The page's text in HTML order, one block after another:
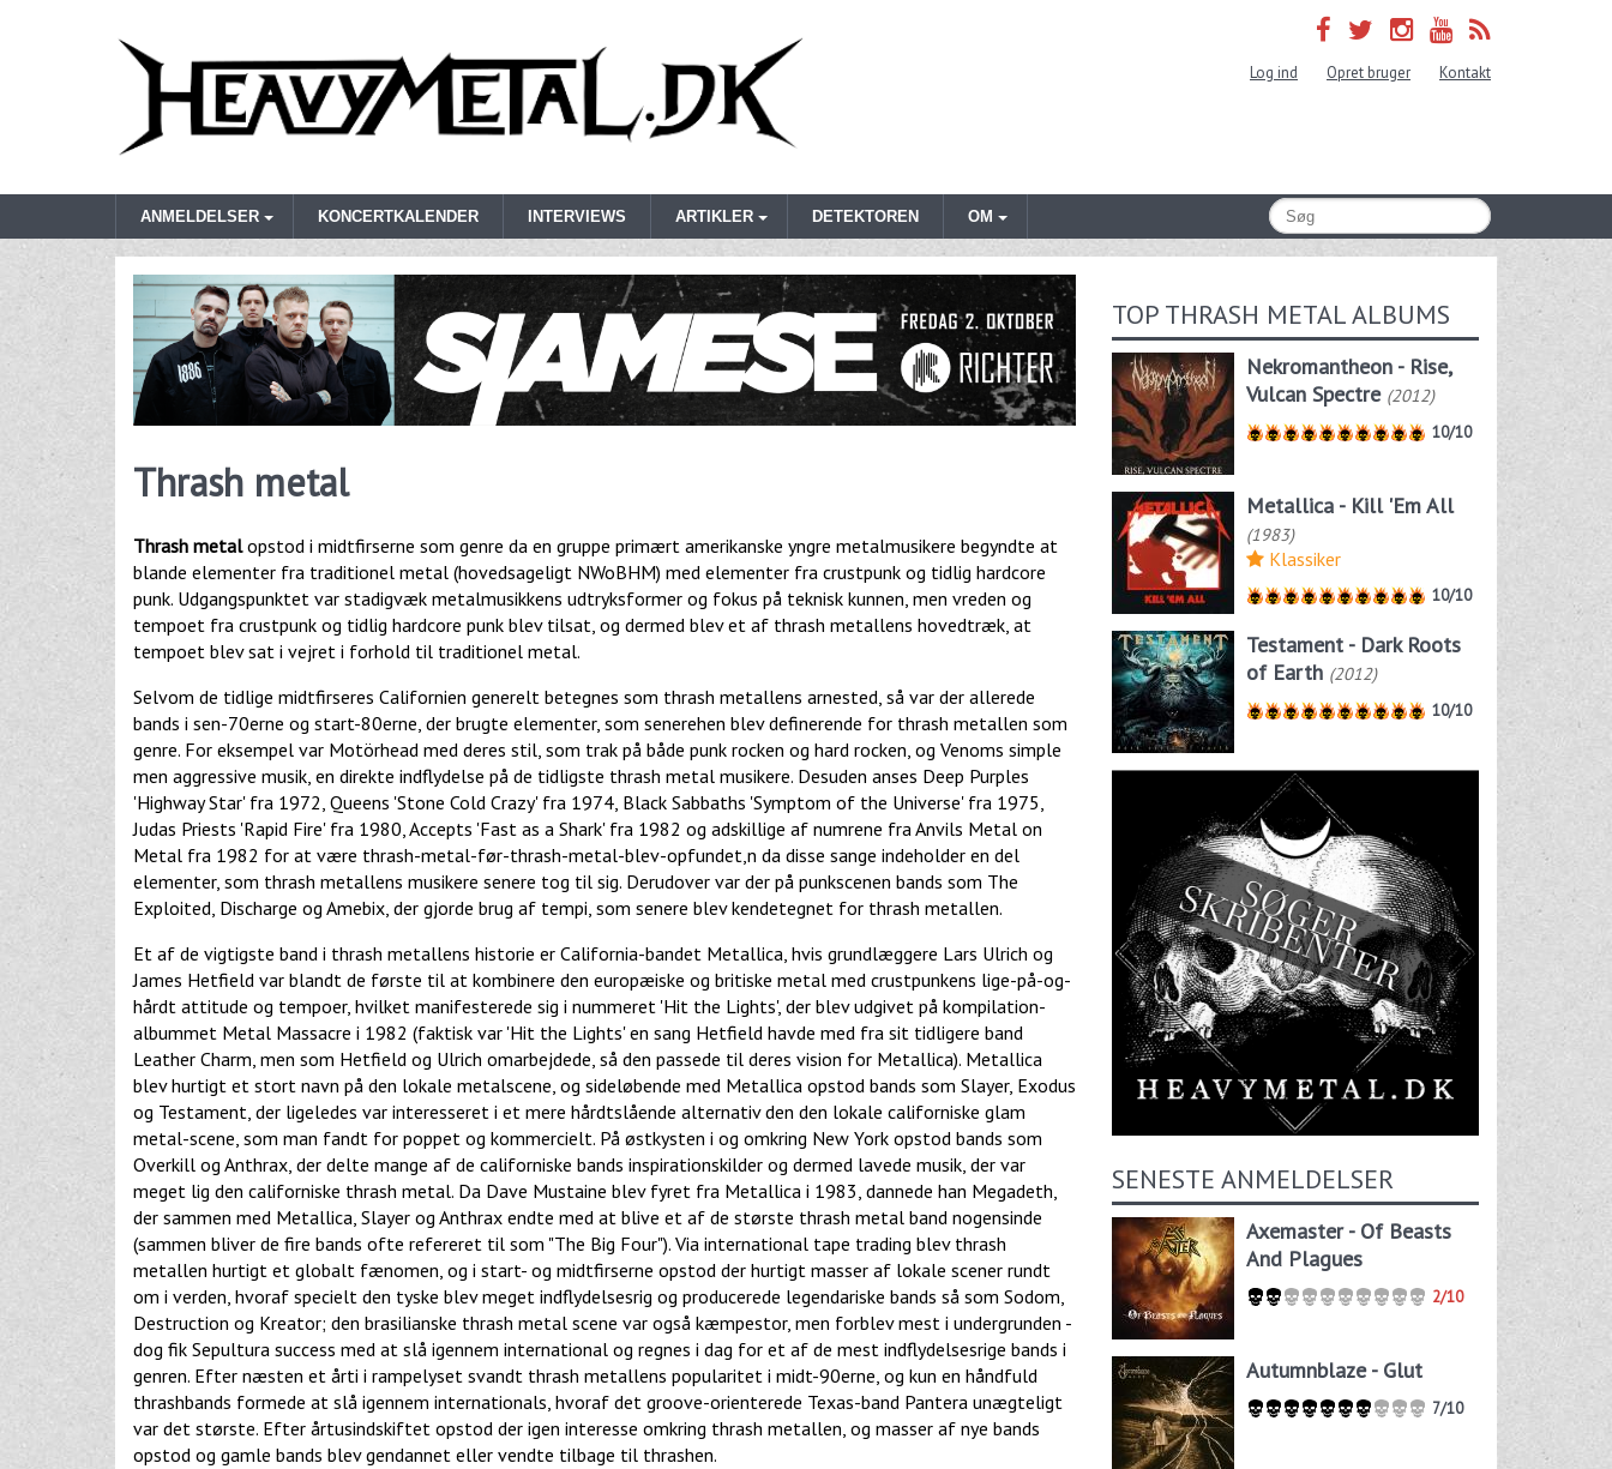
Log ind Opret bruger Kontakt
ANMELDELSER KONCERTKALENDER INTERVIEWS ARTIKLER DETEKTOREN OM
Thrash metal
Thrash metalopstod i midtfirserne som genre da en gruppe primært amerikanske yngre metalmusikere begyndte at
blande elementer fra traditionel metal (hovedsageligt NWoBHM) med elementer fra crustpunk og tidlig hardcore
punk. Udgangspunktet var stadigvæk metalmusikkens udtryksformer og fokus på teknisk kunnen, men vreden og
tempoet fra crustpunk og tidlig hardcore punk blev tilsat, og dermed blev et af thrash metallens hovedtræk, at
tempoet blev sat i vejret i forhold til traditionel metal.
Selvom de tidlige midtfirseres Californien generelt betegnes som thrash metallens arnested, så var der allerede
bands i sen-70erne og start-80erne, der brugte elementer, som senerehen blev definerende for thrash metallen som
genre. For eksempel var Motörhead med deres stil, som trak på både punk rocken og hard rocken, og Venoms simple
men aggressive musik, en direkte indflydelse på de tidligste thrash metal musikere. Desuden anses Deep Purples
'Highway Star' fra 1972, Queens 'Stone Cold Crazy' fra 1974, Black Sabbaths 'Symptom of the Universe' fra 1975,
Judas Priests 'Rapid Fire' fra 1980, Accepts 'Fast as a Shark' fra 1982 og adskillige af numrene fra Anvils Metal on
Metal fra 1982 for at være thrash-metal-før-thrash-metal-blev-opfundet,n da disse sange indeholder en del
elementer, som thrash metallens musikere senere tog til sig. Derudover var der på punkscenen bands som The
Exploited, Discharge og Amebix, der gjorde brug af tempi, som senere blev kendetegnet for thrash metallen.
Et af de vigtigste band i thrash metallens historie er California-bandet Metallica, hvis grundlæggere Lars Ulrich og
James Hetfield var blandt de første til at kombinere den europæiske og britiske metal med crustpunkens lige-på-og-
hårdt attitude og tempoer, hvilket manifesterede sig i nummeret 'Hit the Lights', der blev udgivet på kompilation-
albummet Metal Massacre i 1982 (faktisk var 'Hit the Lights' en sang Hetfield havde med fra sit tidligere band
Leather Charm, men som Hetfield og Ulrich omarbejdede, så den passede til deres vision for Metallica). Metallica
blev hurtigt et stort navn på den lokale metalscene, og sideløbende med Metallica opstod bands som Slayer, Exodus
og Testament, der ligeledes var interesseret i et mere hårdtslående alternativ den den lokale californiske glam
metal-scene, som man fandt for poppet og kommercielt. På østkysten i og omkring New York opstod bands som
Overkill og Anthrax, der delte mange af de californiske bands inspirationskilder og dermed lavede musik, der var
meget lig den californiske thrash metal. Da Dave Mustaine blev fyret fra Metallica i 1983, dannede han Megadeth,
der sammen med Metallica, Slayer og Anthrax endte med at blive et af de største thrash metal band nogensinde
(sammen bliver de fire bands ofte refereret til som "The Big Four"). Via international tape trading blev thrash
metallen hurtigt et globalt fænomen, og i start- og midtfirserne opstod der hurtigt masser af lokale scener rundt
om i verden, hvoraf specielt den tyske blev meget indflydelsesrig og producerede legendariske bands så som Sodom,
Destruction og Kreator; den brasilianske thrash metal scene var også kæmpestor, men forblev mest i undergrunden -
dog fik Sepultura success med at slå igennem international og regnes i dag for et af de mest indflydelsesrige bands i
genren. Efter næsten et årti i rampelyset svandt thrash metallens popularitet i midt-90erne, og kun en håndfuld
thrashbands formede at slå igennem internationals, hvoraf det groove-orienterede Texas-band Pantera unægteligt
var det største. Efter årtusindskiftet opstod der igen interesse omkring thrash metallen, og masser af nye bands
opstod og gamle bands blev gendannet eller vendte tilbage til thrashen.
TOP THRASH METAL ALBUMS
Nekromantheon - Rise,
Vulcan Spectre (2012)
10/10
Metallica - Kill 'Em All
(1983)
Klassiker
10/10
Testament - Dark Roots
of Earth (2012)
10/10
SENESTE ANMELDELSER
Axemaster - Of Beasts
And Plagues
2/10
Autumnblaze - Glut
7/10